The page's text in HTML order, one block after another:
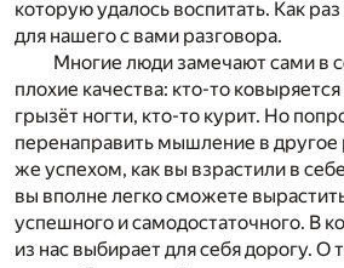
которую удалось воспитать. Как
для нашего с вами разговора.
Многие люди замечают сами в
плохие качества: кто-то
грызёт ногти, кто-то курит. Но
перенаправить мышление в другое
же успехом, как вы взрастили в
вы вполне легко сможете
успешного и самодостаточного. В
из нас выбирает для себя дорогу. О